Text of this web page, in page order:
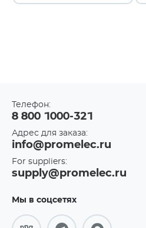
Телефон:
8 800 1000-321
Адрес для заказа:
info@promelec.ru
For suppliers:
supply@promelec.ru
Мы в соцсетях